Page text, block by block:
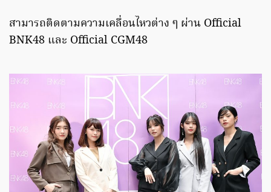
สามารถติดตามความเคลื่อนไหวต่าง ๆ ผ่าน Official
BNK48 และ Official CGM48